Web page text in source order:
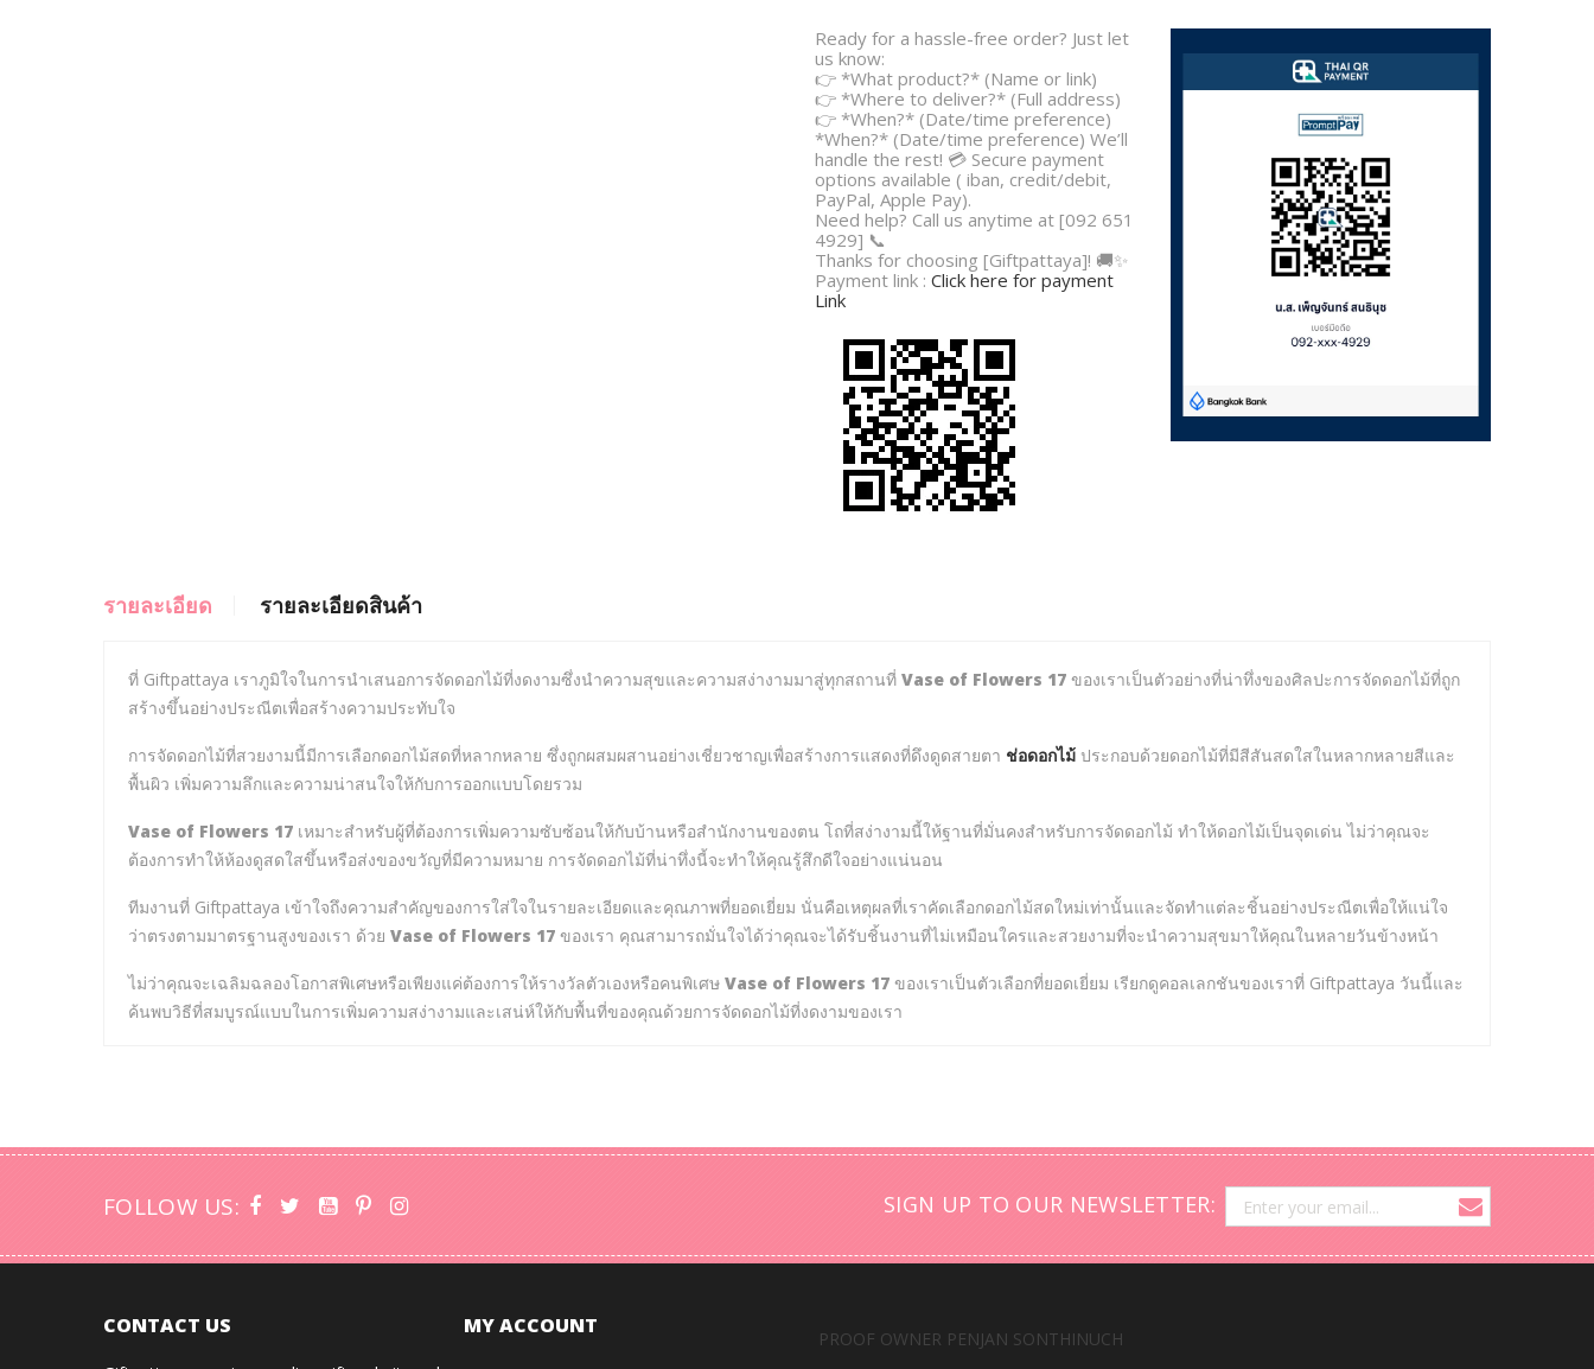
Ready for a hassle-free order? Just let
us know:
👉 *What product?* (Name or link)
👉 *Where to deliver?* (Full address)
👉 *When?* (Date/time preference)
*When?* (Date/time preference) We’ll
handle the rest! 💳 Secure payment
options available ( iban, credit/debit,
PayPal, Apple Pay).
Need help? Call us anytime at [092 651
4929] 📞
Thanks for choosing [Giftpattaya]! 🚚✨
Payment link : Click here for payment
Link
รายละเอียด รายละเอียดสินค้า
ที่ Giftpattaya เราภูมิใจในการนำเสนอการจัดดอกไม้ที่งดงามซึ่งนำความสุขและความสง่างามมาสู่ทุกสถานที่ Vase of Flowers 17 ของเราเป็นตัวอย่างที่น่าทึ่งของศิลปะการจัดดอกไม้ที่ถูก
สร้างขึ้นอย่างประณีตเพื่อสร้างความประทับใจ
การจัดดอกไม้ที่สวยงามนี้มีการเลือกดอกไม้สดที่หลากหลาย ซึ่งถูกผสมผสานอย่างเชี่ยวชาญเพื่อสร้างการแสดงที่ดึงดูดสายตา ช่อดอกไม้ ประกอบด้วยดอกไม้ที่มีสีสันสดใสในหลากหลายสีและ
พื้นผิว เพิ่มความลึกและความน่าสนใจให้กับการออกแบบโดยรวม
Vase of Flowers 17 เหมาะสำหรับผู้ที่ต้องการเพิ่มความซับซ้อนให้กับบ้านหรือสำนักงานของตน โถที่สง่างามนี้ให้ฐานที่มั่นคงสำหรับการจัดดอกไม้ ทำให้ดอกไม้เป็นจุดเด่น ไม่ว่าคุณจะ
ต้องการทำให้ห้องดูสดใสขึ้นหรือส่งของขวัญที่มีความหมาย การจัดดอกไม้ที่น่าทึ่งนี้จะทำให้คุณรู้สึกดีใจอย่างแน่นอน
ทีมงานที่ Giftpattaya เข้าใจถึงความสำคัญของการใส่ใจในรายละเอียดและคุณภาพที่ยอดเยี่ยม นั่นคือเหตุผลที่เราคัดเลือกดอกไม้สดใหม่เท่านั้นและจัดทำแต่ละชิ้นอย่างประณีตเพื่อให้แน่ใจ
ว่าตรงตามมาตรฐานสูงของเรา ด้วย Vase of Flowers 17 ของเรา คุณสามารถมั่นใจได้ว่าคุณจะได้รับชิ้นงานที่ไม่เหมือนใครและสวยงามที่จะนำความสุขมาให้คุณในหลายวันข้างหน้า
ไม่ว่าคุณจะเฉลิมฉลองโอกาสพิเศษหรือเพียงแค่ต้องการให้รางวัลตัวเองหรือคนพิเศษ Vase of Flowers 17 ของเราเป็นตัวเลือกที่ยอดเยี่ยม เรียกดูคอลเลกชันของเราที่ Giftpattaya วันนี้และ
ค้นพบวิธีที่สมบูรณ์แบบในการเพิ่มความสง่างามและเสน่ห์ให้กับพื้นที่ของคุณด้วยการจัดดอกไม้ที่งดงามของเรา
SIGN UP TO OUR NEWSLETTER:
FOLLOW US:
CONTACT US MY ACCOUNT
PROOF OWNER PENJAN SONTHINUCH